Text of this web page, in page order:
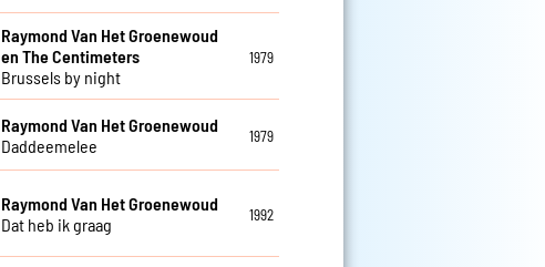
Raymond Van Het Groenewoud
en The Centimeters
Brussels by night
1979
Raymond Van Het Groenewoud
Daddeemelee
1979
Raymond Van Het Groenewoud
Dat heb ik graag
1992